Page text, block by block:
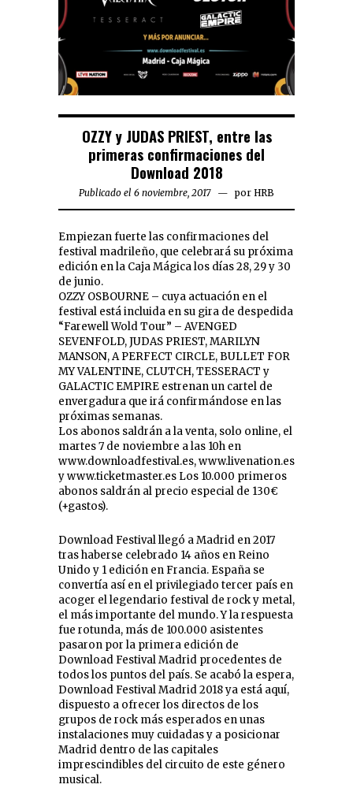
OZZY y JUDAS PRIEST, entre las
primeras confirmaciones del
Download 2018
Publicado el 6 noviembre, 2017 por HRB
Empiezan fuerte las confirmaciones del
festival madrileño, que celebrará su próxima
edición en la Caja Mágica los días 28, 29 y 30
de junio.
OZZY OSBOURNE – cuya actuación en el
festival está incluida en su gira de despedida
“Farewell Wold Tour” – AVENGED
SEVENFOLD, JUDAS PRIEST, MARILYN
MANSON, A PERFECT CIRCLE, BULLET FOR
MY VALENTINE, CLUTCH, TESSERACT y
GALACTIC EMPIRE estrenan un cartel de
envergadura que irá confirmándose en las
próximas semanas.
Los abonos saldrán a la venta, solo online, el
martes 7 de noviembre a las 10h en
www.downloadfestival.es, www.livenation.es
y www.ticketmaster.es Los 10.000 primeros
abonos saldrán al precio especial de 130€
(+gastos).
Download Festival llegó a Madrid en 2017
tras haberse celebrado 14 años en Reino
Unido y 1 edición en Francia. España se
convertía así en el privilegiado tercer país en
acoger el legendario festival de rock y metal,
el más importante del mundo. Y la respuesta
fue rotunda, más de 100.000 asistentes
pasaron por la primera edición de
Download Festival Madrid procedentes de
todos los puntos del país. Se acabó la espera,
Download Festival Madrid 2018 ya está aquí,
dispuesto a ofrecer los directos de los
grupos de rock más esperados en unas
instalaciones muy cuidadas y a posicionar
Madrid dentro de las capitales
imprescindibles del circuito de este género
musical.